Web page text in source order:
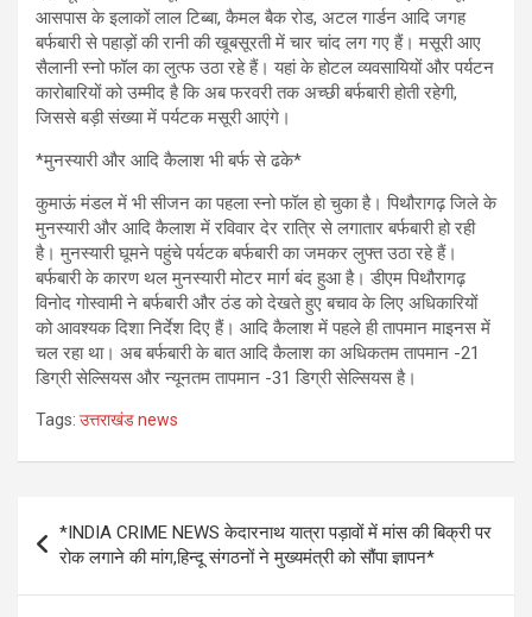
आसपास के इलाकों लाल टिब्बा, कैमल बैक रोड, अटल गार्डन आदि जगह
बर्फबारी से पहाड़ों की रानी की खूबसूरती में चार चांद लग गए हैं। मसूरी आए
सैलानी स्नो फॉल का लुत्फ उठा रहे हैं। यहां के होटल व्यवसायियों और पर्यटन
कारोबारियों को उम्मीद है कि अब फरवरी तक अच्छी बर्फबारी होती रहेगी,
जिससे बड़ी संख्या में पर्यटक मसूरी आएंगे।
*मुनस्यारी और आदि कैलाश भी बर्फ से ढके*
कुमाऊं मंडल में भी सीजन का पहला स्नो फॉल हो चुका है। पिथौरागढ़ जिले के
मुनस्यारी और आदि कैलाश में रविवार देर रात्रि से लगातार बर्फबारी हो रही
है। मुनस्यारी घूमने पहुंचे पर्यटक बर्फबारी का जमकर लुफ्त उठा रहे हैं।
बर्फबारी के कारण थल मुनस्यारी मोटर मार्ग बंद हुआ है। डीएम पिथौरागढ़
विनोद गोस्वामी ने बर्फबारी और ठंड को देखते हुए बचाव के लिए अधिकारियों
को आवश्यक दिशा निर्देश दिए हैं। आदि कैलाश में पहले ही तापमान माइनस में
चल रहा था। अब बर्फबारी के बात आदि कैलाश का अधिकतम तापमान -21
डिग्री सेल्सियस और न्यूनतम तापमान -31 डिग्री सेल्सियस है।
Tags: उत्तराखंड news
navigation
*INDIA CRIME NEWS केदारनाथ यात्रा पड़ावों में मांस की बिक्री पर
रोक लगाने की मांग,हिन्दू संगठनों ने मुख्यमंत्री को सौंपा ज्ञापन*